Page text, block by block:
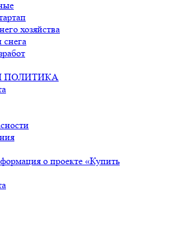
хозяйства
снега
ПОЛИТИКА
о проекте «Купить